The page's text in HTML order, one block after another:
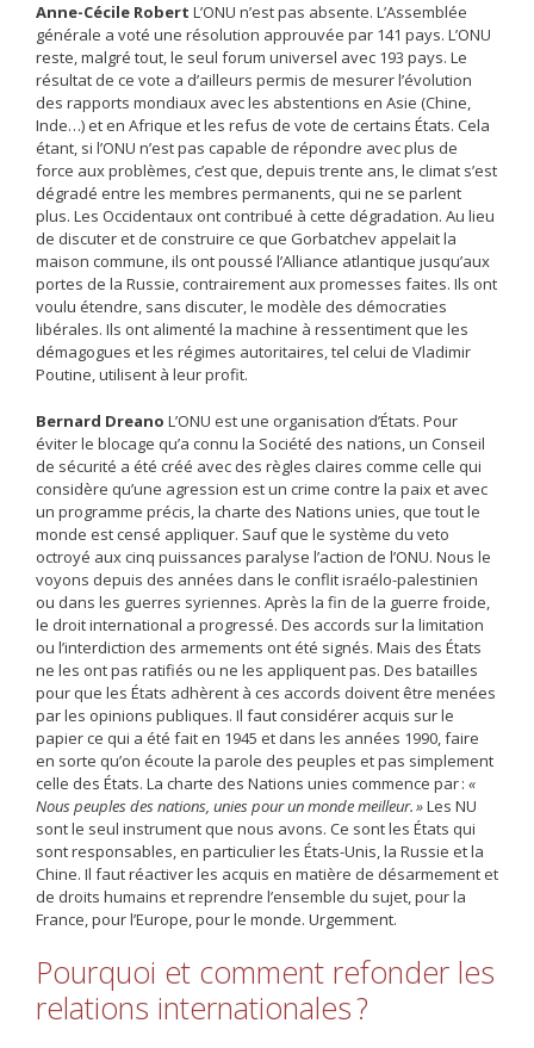
Anne-Cécile Robert L’ONU n’est pas absente. L’Assemblée
générale a voté une résolution approuvée par 141 pays. L’ONU
reste, malgré tout, le seul forum universel avec 193 pays. Le
résultat de ce vote a d’ailleurs permis de mesurer l’évolution
des rapports mondiaux avec les abstentions en Asie (Chine,
Inde…) et en Afrique et les refus de vote de certains États. Cela
étant, si l’ONU n’est pas capable de répondre avec plus de
force aux problèmes, c’est que, depuis trente ans, le climat s’est
dégradé entre les membres permanents, qui ne se parlent
plus. Les Occidentaux ont contribué à cette dégradation. Au lieu
de discuter et de construire ce que Gorbatchev appelait la
maison commune, ils ont poussé l’Alliance atlantique jusqu’aux
portes de la Russie, contrairement aux promesses faites. Ils ont
voulu étendre, sans discuter, le modèle des démocraties
libérales. Ils ont alimenté la machine à ressentiment que les
démagogues et les régimes autoritaires, tel celui de Vladimir
Poutine, utilisent à leur profit.
Bernard Dreano L’ONU est une organisation d’États. Pour
éviter le blocage qu’a connu la Société des ­nations, un Conseil
de sécurité a été créé avec des règles claires comme celle qui
considère qu’une agression est un crime contre la paix et avec
un programme précis, la charte des Nations unies, que tout le
monde est censé appliquer. Sauf que le système du veto
octroyé aux cinq puissances paralyse l’action de l’ONU. Nous le
voyons depuis des années dans le conflit israélo-­palestinien
ou dans les guerres syriennes. Après la fin de la guerre froide,
le droit international a progressé. Des accords sur la limitation
ou l’interdiction des armements ont été signés. Mais des États
ne les ont pas ratifiés ou ne les appliquent pas. Des batailles
pour que les États ­adhèrent à ces accords doivent être menées
par les opinions publiques. Il faut considérer acquis sur le
papier ce qui a été fait en 1945 et dans les années 1990, faire
en sorte qu’on écoute la parole des peuples et pas simplement
celle des États. La charte des Nations unies commence par : «
Nous peuples des nations, unies pour un monde meilleur. »Les NU
sont le seul instrument que nous avons. Ce sont les États qui
sont responsables, en particulier les États-Unis, la Russie et la
Chine. Il faut réactiver les acquis en matière de désarmement et
de droits humains et ­reprendre l’ensemble du sujet, pour la
France, pour l’Europe, pour le monde. Urgemment.
Pourquoi et comment refonder les
relations internationales ?